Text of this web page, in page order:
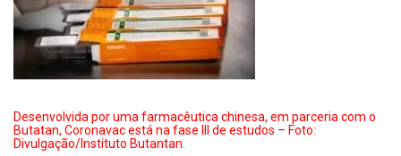
Desenvolvida por uma farmacêutica chinesa, em parceria com o
Butatan, Coronavac está na fase III de estudos – Foto:
Divulgação/Instituto Butantan.